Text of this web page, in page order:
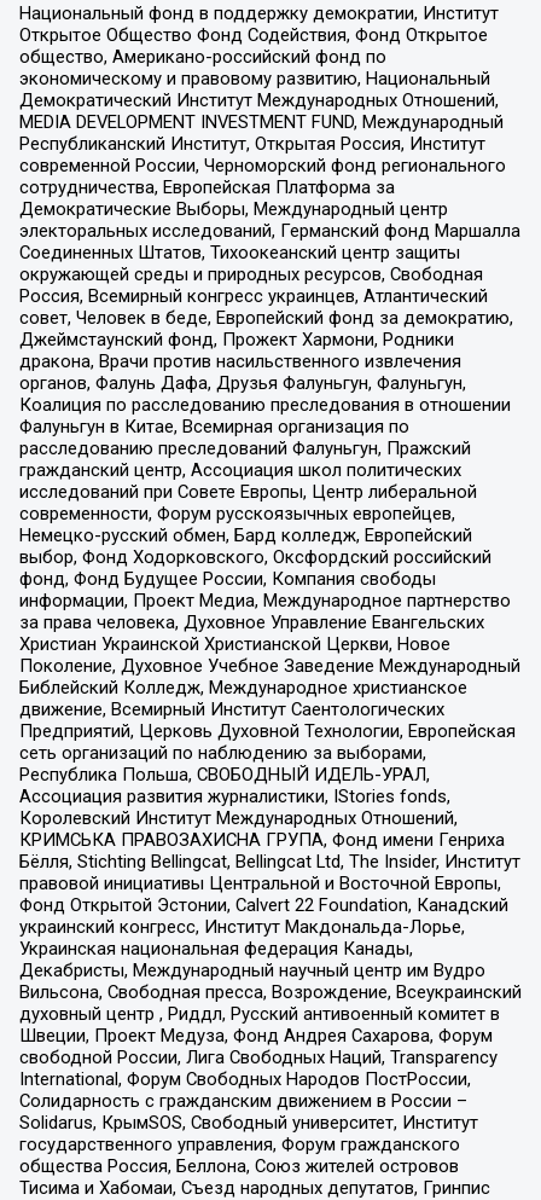
Национальный фонд в поддержку демократии, Институт
Открытое Общество Фонд Содействия, Фонд Открытое
общество, Американо-российский фонд по
экономическому и правовому развитию, Национальный
Демократический Институт Международных Отношений,
MEDIA DEVELOPMENT INVESTMENT FUND, Международный
Республиканский Институт, Открытая Россия, Институт
современной России, Черноморский фонд регионального
сотрудничества, Европейская Платформа за
Демократические Выборы, Международный центр
электоральных исследований, Германский фонд Маршалла
Соединенных Штатов, Тихоокеанский центр защиты
окружающей среды и природных ресурсов, Свободная
Россия, Всемирный конгресс украинцев, Атлантический
совет, Человек в беде, Европейский фонд за демократию,
Джеймстаунский фонд, Прожект Хармони, Родники
дракона, Врачи против насильственного извлечения
органов, Фалунь Дафа, Друзья Фалуньгун, Фалуньгун,
Коалиция по расследованию преследования в отношении
Фалуньгун в Китае, Всемирная организация по
расследованию преследований Фалуньгун, Пражский
гражданский центр, Ассоциация школ политических
исследований при Совете Европы, Центр либеральной
современности, Форум русскоязычных европейцев,
Немецко-русский обмен, Бард колледж, Европейский
выбор, Фонд Ходорковского, Оксфордский российский
фонд, Фонд Будущее России, Компания свободы
информации, Проект Медиа, Международное партнерство
за права человека, Духовное Управление Евангельских
Христиан Украинской Христианской Церкви, Новое
Поколение, Духовное Учебное Заведение Международный
Библейский Колледж, Международное христианское
движение, Всемирный Институт Саентологических
Предприятий, Церковь Духовной Технологии, Европейская
сеть организаций по наблюдению за выборами,
Республика Польша, СВОБОДНЫЙ ИДЕЛЬ-УРАЛ,
Ассоциация развития журналистики, IStories fonds,
Королевский Институт Международных Отношений,
КРИМСЬКА ПРАВОЗАХИСНА ГРУПА, Фонд имени Генриха
Бёлля, Stichting Bellingcat, Bellingcat Ltd, The Insider, Институт
правовой инициативы Центральной и Восточной Европы,
Фонд Открытой Эстонии, Calvert 22 Foundation, Канадский
украинский конгресс, Институт Макдональда-Лорье,
Украинская национальная федерация Канады,
Декабристы, Международный научный центр им Вудро
Вильсона, Свободная пресса, Возрождение, Всеукраинский
духовный центр , Риддл, Русский антивоенный комитет в
Швеции, Проект Медуза, Фонд Андрея Сахарова, Форум
свободной России, Лига Свободных Наций, Transparеncy
International, Форум Свободных Народов ПостРоссии,
Солидарность с гражданским движением в России –
Solidarus, КрымSOS, Свободный университет, Институт
государственного управления, Форум гражданского
общества Россия, Беллона, Союз жителей островов
Тисима и Хабомаи, Съезд народных депутатов, Гринпис